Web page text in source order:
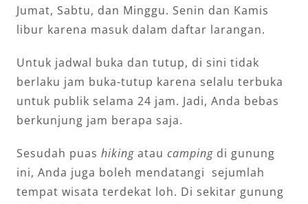
Jumat, Sabtu, dan Minggu. Senin dan Kamis
libur karena masuk dalam daftar larangan.
Untuk jadwal buka dan tutup, di sini tidak
berlaku jam buka-tutup karena selalu terbuka
untuk publik selama 24 jam. Jadi, Anda bebas
berkunjung jam berapa saja.
Sesudah puas hiking atau camping di gunung
ini, Anda juga boleh mendatangi sejumlah
tempat wisata terdekat loh. Di sekitar gunung